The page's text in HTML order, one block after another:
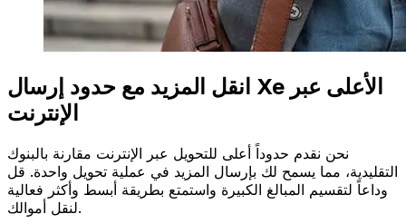
انقل المزيد مع حدود إرسال Xe الأعلى عبر
الإنترنت
نحن نقدم حدوداً أعلى للتحويل عبر الإنترنت مقارنة بالبنوك
التقليدية، مما يسمح لك بإرسال المزيد في عملية تحويل واحدة. قل
وداعاً لتقسيم المبالغ الكبيرة واستمتع بطريقة أبسط وأكثر فعالية
لنقل أموالك.